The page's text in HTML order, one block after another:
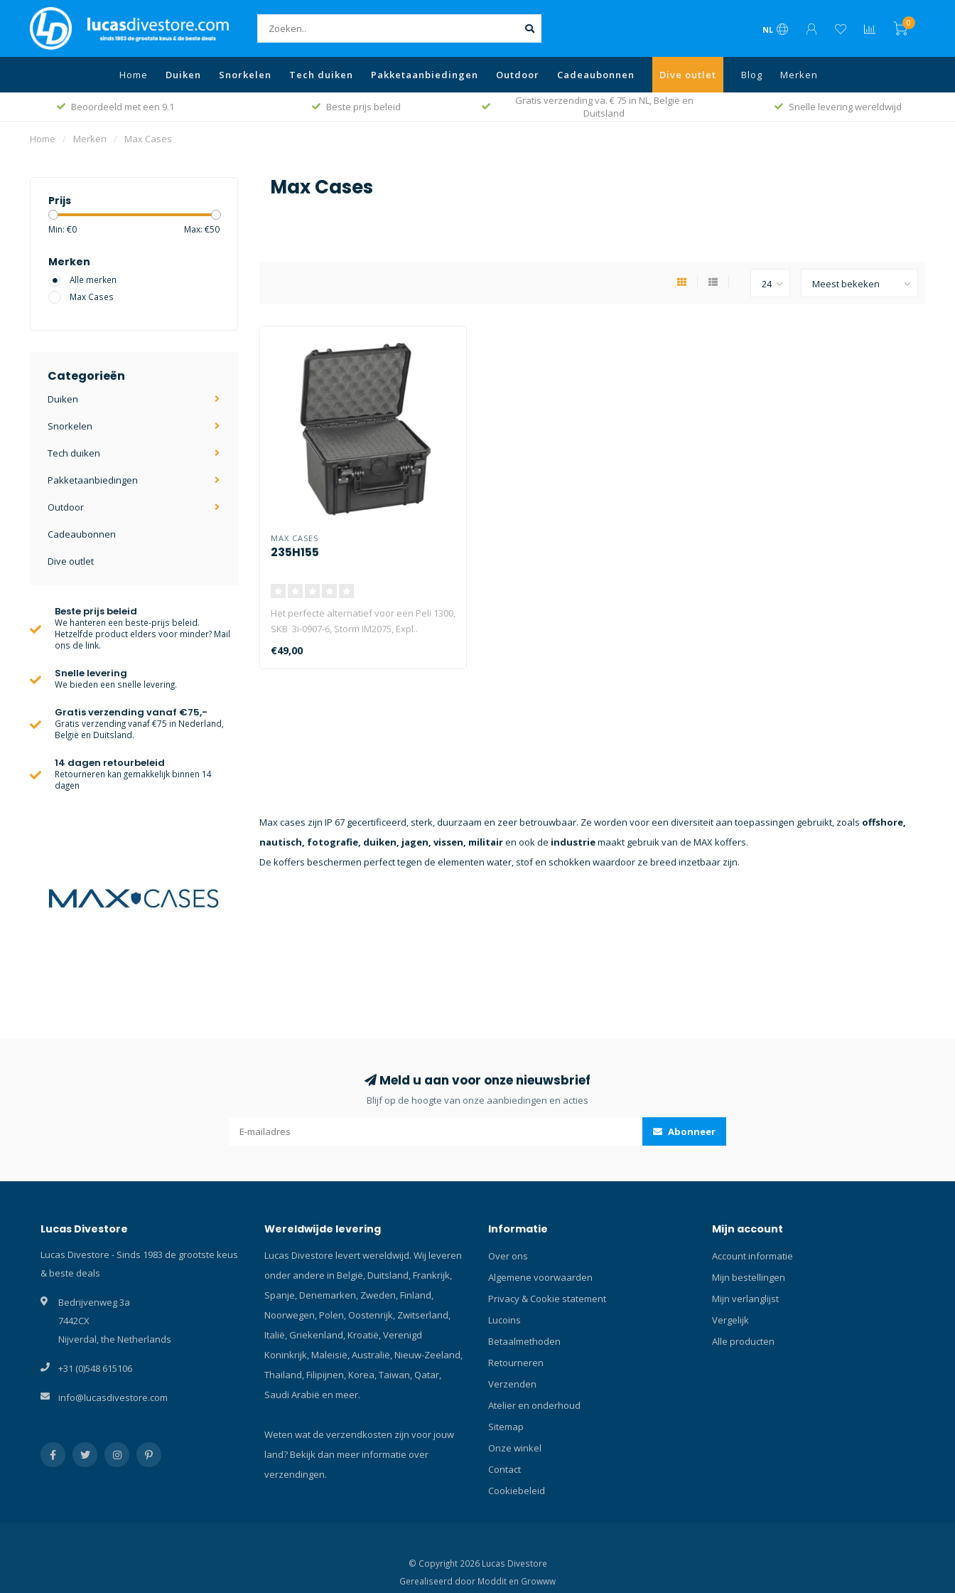
NL
0
Home Duiken Snorkelen Tech duiken Pakketaanbiedingen Outdoor Cadeaubonnen Dive outlet Blog Merken
Beoordeeld met een 9.1 Beste prijs beleid
Gratis verzending va. € 75 in NL, België en
Duitsland
Snelle levering wereldwijd
Home / Merken / Max Cases
Prijs
Min: €0 Max: €50
Merken
Alle merken
Max Cases
Categorieën
Duiken
Snorkelen
Tech duiken
Pakketaanbiedingen
Outdoor
Cadeaubonnen
Dive outlet
Beste prijs beleid
We hanteren een beste-prijs beleid.
Hetzelfde product elders voor minder? Mail
ons de link.
Snelle levering
We bieden een snelle levering.
Gratis verzending vanaf €75,-
Gratis verzending vanaf €75 in Nederland,
België en Duitsland.
14 dagen retourbeleid
Retourneren kan gemakkelijk binnen 14
dagen
Max Cases
MAX CASES
235H155
Het perfecte alternatief voor een Peli 1300,
SKB 3i-0907-6, Storm IM2075, Expl..
€49,00
Max cases zijn IP 67 gecertificeerd, sterk, duurzaam en zeer betrouwbaar. Ze worden voor een diversiteit aan toepassingen gebruikt, zoals offshore,
nautisch, fotografie, duiken, jagen, vissen, militairen ook de industriemaakt gebruik van de MAX koffers.
De koffers beschermen perfect tegen de elementen water, stof en schokken waardoor ze breed inzetbaar zijn.
Meld u aan voor onze nieuwsbrief
Blijf op de hoogte van onze aanbiedingen en acties
Abonneer
Lucas Divestore
Lucas Divestore - Sinds 1983 de grootste keus
& beste deals
Bedrijvenweg 3a
7442CX
Nijverdal, the Netherlands
+31 (0)548 615106
info@lucasdivestore.com
Wereldwijde levering
Lucas Divestore levert wereldwijd. Wij leveren
onder andere in België, Duitsland, Frankrijk,
Spanje, Denemarken, Zweden, Finland,
Noorwegen, Polen, Oostenrijk, Zwitserland,
Italië, Griekenland, Kroatië, Verenigd
Koninkrijk, Maleisië, Australië, Nieuw-Zeeland,
Thailand, Filipijnen, Korea, Taiwan, Qatar,
Saudi Arabië en meer.
Weten wat de verzendkosten zijn voor jouw
land?Bekijk dan meer informatie over
verzendingen.
Informatie
Over ons
Algemene voorwaarden
Privacy & Cookie statement
Lucoins
Betaalmethoden
Retourneren
Verzenden
Atelier en onderhoud
Sitemap
Onze winkel
Contact
Cookiebeleid
Mijn account
Account informatie
Mijn bestellingen
Mijn verlanglijst
Vergelijk
Alle producten
© Copyright 2026 Lucas Divestore
Gerealiseerd door Moddit en Growww